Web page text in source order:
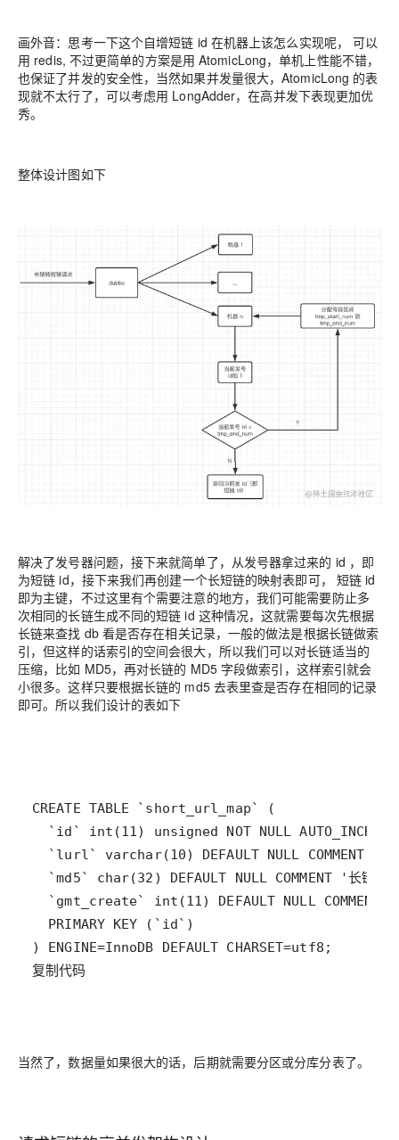
画外音：思考一下这个自增短链 id 在机器上该怎么实现呢， 可以
用 redis, 不过更简单的方案是用 AtomicLong，单机上性能不错，
也保证了并发的安全性，当然如果并发量很大，AtomicLong 的表
现就不太行了，可以考虑用 LongAdder，在高并发下表现更加优
秀。
整体设计图如下
解决了发号器问题，接下来就简单了，从发号器拿过来的 id ，即
为短链 id，接下来我们再创建一个长短链的映射表即可， 短链 id
即为主键，不过这里有个需要注意的地方，我们可能需要防止多
次相同的长链生成不同的短链 id 这种情况，这就需要每次先根据
长链来查找 db 看是否存在相关记录，一般的做法是根据长链做索
引，但这样的话索引的空间会很大，所以我们可以对长链适当的
压缩，比如 MD5，再对长链的 MD5 字段做索引，这样索引就会
小很多。这样只要根据长链的 md5 去表里查是否存在相同的记录
即可。所以我们设计的表如下
复制代码
当然了，数据量如果很大的话，后期就需要分区或分库分表了。